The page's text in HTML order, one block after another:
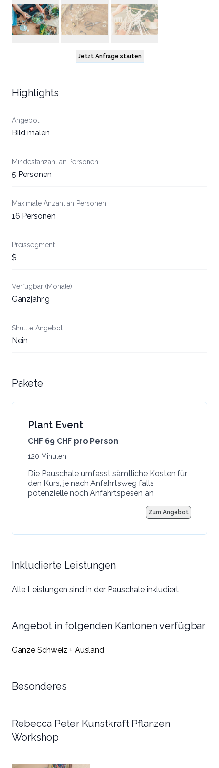
Jetzt Anfrage starten
Highlights
Angebot
Bild malen
Mindestanzahl an Personen
5 Personen
Maximale Anzahl an Personen
16 Personen
Preissegment
$
Verfügbar (Monate)
Ganzjährig
Shuttle Angebot
Nein
Pakete
Plant Event
CHF 69 CHF pro Person
120 Minuten
Die Pauschale umfasst sämtliche Kosten für
den Kurs, je nach Anfahrtsweg falls
potenzielle noch Anfahrtspesen an
Zum Angebot
Inkludierte Leistungen
Alle Leistungen sind in der Pauschale inkludiert
Angebot in folgenden Kantonen verfügbar
Ganze Schweiz + Ausland
Besonderes
Rebecca Peter Kunstkraft Pflanzen
Workshop